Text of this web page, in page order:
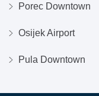
Porec Downtown
Osijek Airport
Pula Downtown